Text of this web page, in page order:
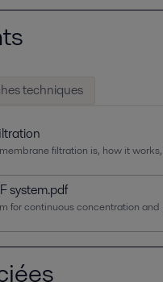
techniques
filtration is, how it
system.pdf
for continuous concentration